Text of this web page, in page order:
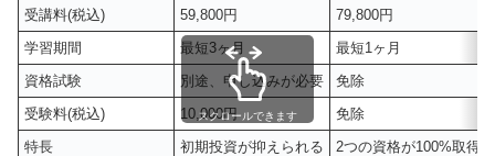
受講料(税込) 59,800円
79,800円
学習期間
最短3ヶ月
最短1ヶ月
資格試験
別途、申し込みが必要
免除
受験料(税込)
10,000円
免除
特長
初期投資が抑えられる 2つの資格が100%取得
スクロールできます